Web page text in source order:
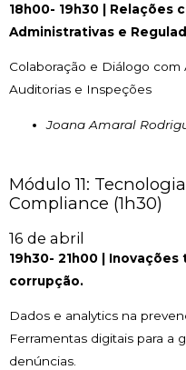
18h00- 19h30 | Relações
Administrativas e
Colaboração e Diálogo com
Auditorias e Inspeções
Joana Amaral
Módulo 11:
Compliance (1h30)
16 de abril
19h30- 21h00 | Inovações
corrupção.
Dados e analytics na
Ferramentas digitais para a
denúncias.